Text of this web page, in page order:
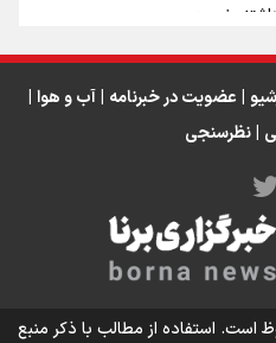
افزوده چقدر است؟
نیست
در لیگ هستیم
استخراج از توان قیمت‌گذاری سبقت| عضویت در خبرنامه | آب و هوا |
| نظرسنجی
است. استفاده از مطالب با ذکر منبع